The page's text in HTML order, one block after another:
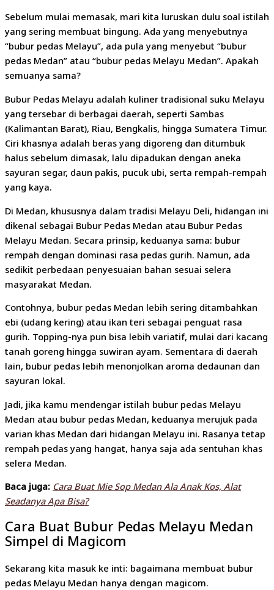
Sebelum mulai memasak, mari kita luruskan dulu soal istilah
yang sering membuat bingung. Ada yang menyebutnya
“bubur pedas Melayu”, ada pula yang menyebut “bubur
pedas Medan” atau “bubur pedas Melayu Medan”. Apakah
semuanya sama?
Bubur Pedas Melayu adalah kuliner tradisional suku Melayu
yang tersebar di berbagai daerah, seperti Sambas
(Kalimantan Barat), Riau, Bengkalis, hingga Sumatera Timur.
Ciri khasnya adalah beras yang digoreng dan ditumbuk
halus sebelum dimasak, lalu dipadukan dengan aneka
sayuran segar, daun pakis, pucuk ubi, serta rempah-rempah
yang kaya.
Di Medan, khususnya dalam tradisi Melayu Deli, hidangan ini
dikenal sebagai Bubur Pedas Medan atau Bubur Pedas
Melayu Medan. Secara prinsip, keduanya sama: bubur
rempah dengan dominasi rasa pedas gurih. Namun, ada
sedikit perbedaan penyesuaian bahan sesuai selera
masyarakat Medan.
Contohnya, bubur pedas Medan lebih sering ditambahkan
ebi (udang kering) atau ikan teri sebagai penguat rasa
gurih. Topping-nya pun bisa lebih variatif, mulai dari kacang
tanah goreng hingga suwiran ayam. Sementara di daerah
lain, bubur pedas lebih menonjolkan aroma dedaunan dan
sayuran lokal.
Jadi, jika kamu mendengar istilah bubur pedas Melayu
Medan atau bubur pedas Medan, keduanya merujuk pada
varian khas Medan dari hidangan Melayu ini. Rasanya tetap
rempah pedas yang hangat, hanya saja ada sentuhan khas
selera Medan.
Baca juga: Cara Buat Mie Sop Medan Ala Anak Kos, Alat
Seadanya Apa Bisa?
Cara Buat Bubur Pedas Melayu Medan
Simpel di Magicom
Sekarang kita masuk ke inti: bagaimana membuat bubur
pedas Melayu Medan hanya dengan magicom.